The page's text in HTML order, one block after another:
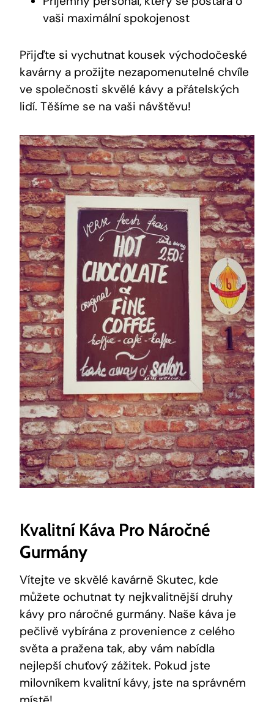
vaši maximální spokojenost
Přijďte si vychutnat kousek východočeské
kavárny a prožijte nezapomenutelné chvíle
ve společnosti skvělé kávy a přátelských
lidí. Těšíme se na vaši návštěvu!
Kvalitní Káva Pro Náročné
Gurmány
Vítejte ve skvělé kavárně Skutec, kde
můžete ochutnat ty nejkvalitnější druhy
kávy pro náročné gurmány. Naše káva je
pečlivě vybírána z provenience z celého
světa a pražena tak, aby vám nabídla
nejlepší chuťový zážitek. Pokud jste
milovníkem kvalitní kávy, jste na správném